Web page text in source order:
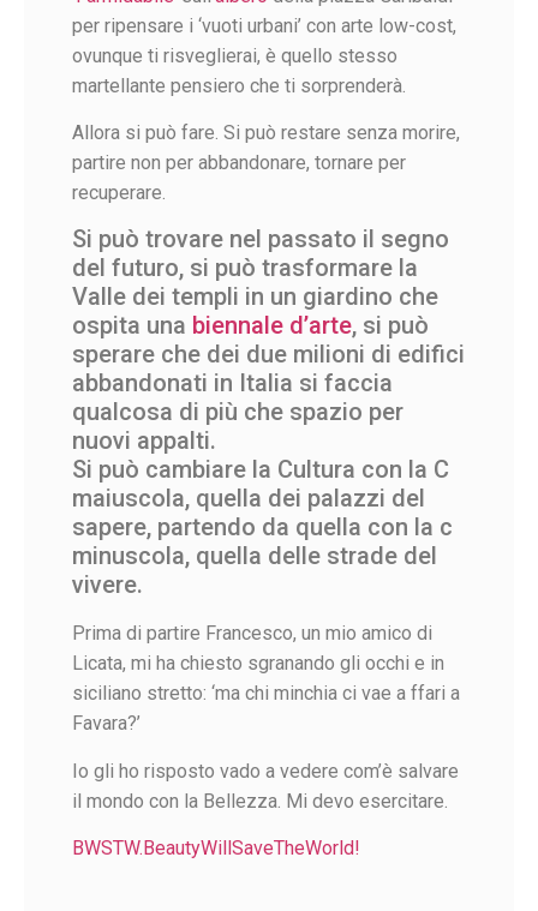
per ripensare i ‘vuoti urbani’ con arte low-cost,
ovunque ti risveglierai, è quello stesso
martellante pensiero che ti sorprenderà.
Allora si può fare. Si può restare senza morire,
partire non per abbandonare, tornare per
recuperare.
Si può trovare nel passato il segno
del futuro, si può trasformare la
Valle dei templi in un giardino che
ospita una biennale d’arte, si può
sperare che dei due milioni di edifici
abbandonati in Italia si faccia
qualcosa di più che spazio per
nuovi appalti.
Si può cambiare la Cultura con la C
maiuscola, quella dei palazzi del
sapere, partendo da quella con la c
minuscola, quella delle strade del
vivere.
Prima di partire Francesco, un mio amico di
Licata, mi ha chiesto sgranando gli occhi e in
siciliano stretto: ‘ma chi minchia ci vae a ffari a
Favara?’
Io gli ho risposto vado a vedere com’è salvare
il mondo con la Bellezza. Mi devo esercitare.
BWSTW.BeautyWillSaveTheWorld!